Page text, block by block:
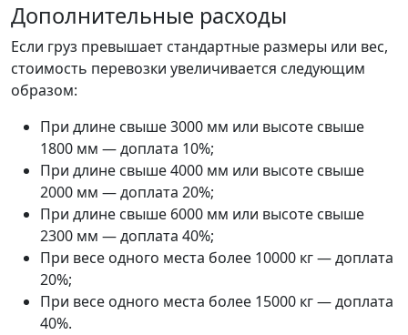
Дополнительные расходы
Если груз превышает стандартные размеры или вес,
стоимость перевозки увеличивается следующим
образом:
При длине свыше 3000 мм или высоте свыше
1800 мм — доплата 10%;
При длине свыше 4000 мм или высоте свыше
2000 мм — доплата 20%;
При длине свыше 6000 мм или высоте свыше
2300 мм — доплата 40%;
При весе одного места более 10000 кг — доплата
20%;
При весе одного места более 15000 кг — доплата
40%.